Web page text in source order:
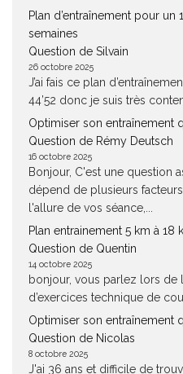
Plan d’entraînement pour
semaines
Question de Silvain
26 octobre 2025
J’ai fais ce plan
44’52 donc je suis très
Optimiser son entraînement
Question de Rémy Deutsch
16 octobre 2025
Bonjour, C'est une question
dépend de plusieurs
l'allure de vos séance,...
Plan entrainement 5 km à
Question de Quentin
14 octobre 2025
bonjour, vous parlez lors de
d’exercices technique de
Optimiser son entraînement
Question de Nicolas
8 octobre 2025
J'ai 36 ans et difficile de